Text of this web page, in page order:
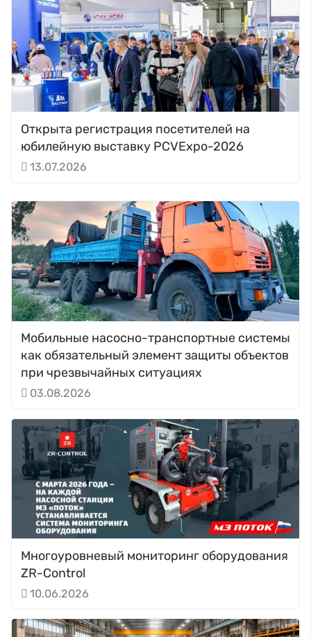
Открыта регистрация посетителей на
юбилейную выставку PCVExpo-2026
13.07.2026
Мобильные насосно-транспортные системы
как обязательный элемент защиты объектов
при чрезвычайных ситуациях
03.08.2026
Многоуровневый мониторинг оборудования
ZR-Control
10.06.2026